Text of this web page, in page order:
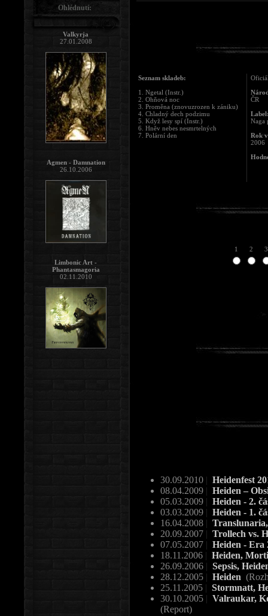
Seznam skladeb:
1. Ngetal (Instr.)
2. Ohňová noc
3. Proměna (znovuzrozen k zániku)
4. Chladný dech podzimu
5. Když lesy spí (Instr.)
6. Hněv nebes nesmrtelných
7. Polární den
ČR
Naga
Rok
2006
1 2 3
30.09.2010 | Heidenfest
08.04.2009 | Heiden –
05.03.2009 | Heiden - 2.
03.03.2009 | Heiden - 1.
16.04.2008 |
20.09.2007 | Trollech vs.
07.05.2007 | Heiden - Era
18.11.2006 | Heiden,
26.09.2006 | Sepsis,
28.12.2005 | Heiden
25.11.2005 | Stormnatt,
30.10.2005 | Valraukar,
(Report)
Ohlédnutí:
Valkyrja
27.01.2008
Agmen - Damnation
26.10.2006
Limbonic Art -
Phantasmagoria
02.11.2010